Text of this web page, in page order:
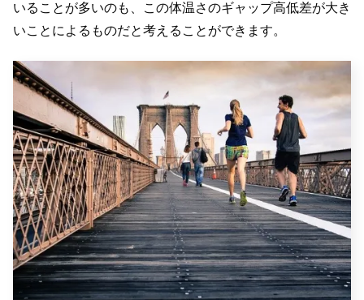
いることが多いのも、この体温さのギャップ高低差が大き
いことによるものだと考えることができます。